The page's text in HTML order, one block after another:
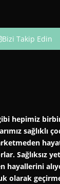
Bizi Takip Edin
hepimiz
sağlıklı
Sağlıksız
hayallerini
olarak